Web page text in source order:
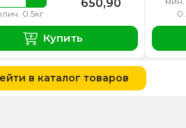
0.5кг
650,90
Купить
в каталог товаров